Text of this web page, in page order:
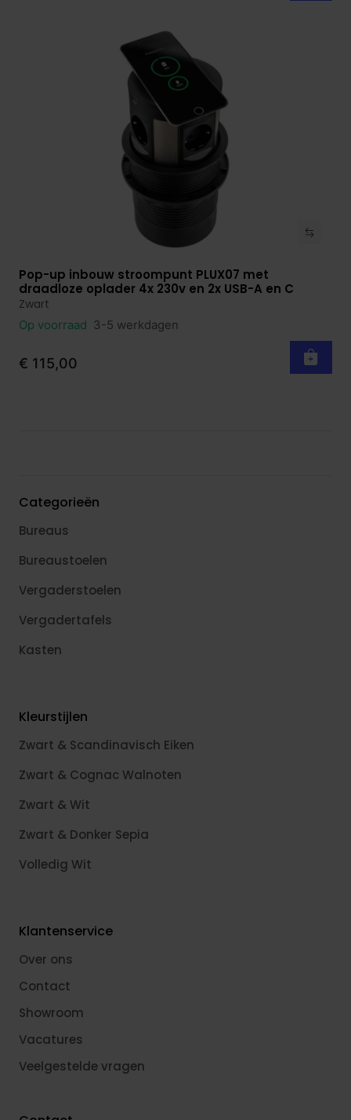
Bekijk product
Pop-up inbouw stroompunt PLUX07 met
draadloze oplader 4x 230v en 2x USB-A en C
Zwart
Op voorraad 3-5 werkdagen
€ 115,00
Categorieën
Bureaus
Bureaustoelen
Vergaderstoelen
Vergadertafels
Kasten
Kleurstijlen
Zwart & Scandinavisch Eiken
Zwart & Cognac Walnoten
Zwart & Wit
Zwart & Donker Sepia
Volledig Wit
Klantenservice
Over ons
Contact
Showroom
Vacatures
Veelgestelde vragen